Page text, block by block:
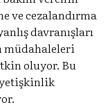
ve cezalandırma
davranışları
müdahaleleri
oluyor. Bu
yetişkinlik